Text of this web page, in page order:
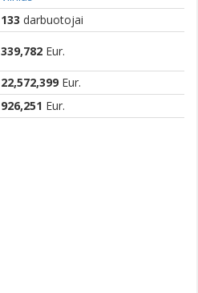
133 darbuotojai
339,782 Eur.
22,572,399 Eur.
926,251 Eur.